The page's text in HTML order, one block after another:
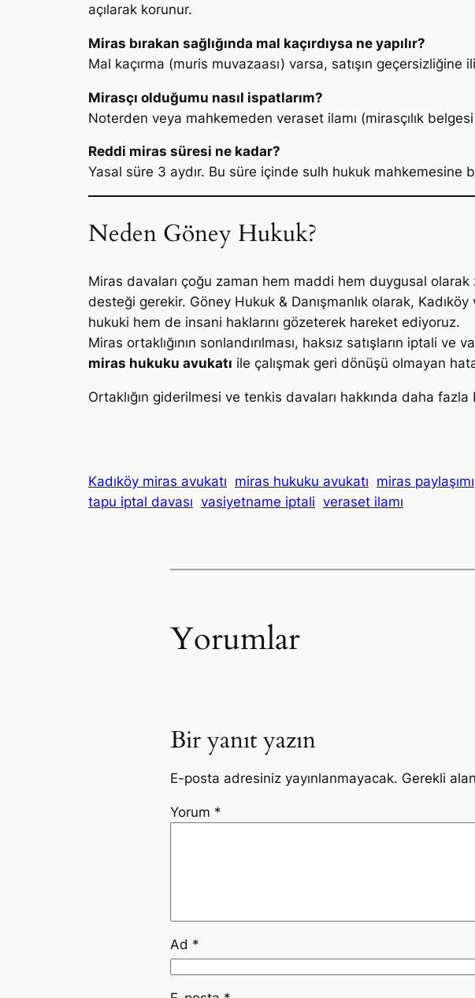
açılarak korunur.
Miras bırakan sağlığında mal kaçırdıysa ne yapılır?
Mal kaçırma (muris muvazaası) varsa, satışın geçersizliğine
Mirasçı olduğumu nasıl ispatlarım?
Noterden veya mahkemeden veraset ilamı (mirasçılık belgesi)
Reddi miras süresi ne kadar?
Yasal süre 3 aydır. Bu süre içinde sulh hukuk mahkemesine
Neden Göney Hukuk?
Miras davaları çoğu zaman hem maddi hem duygusal olarak
desteği gerekir. Göney Hukuk & Danışmanlık olarak,
hukuki hem de insani haklarını gözeterek hareket ediyoruz.
Miras ortaklığının sonlandırılması, haksız satışların iptali
miras hukuku avukatı ile çalışmak geri dönüşü olmayan
Ortaklığın giderilmesi ve tenkis davaları hakkında daha fazla
Kadıköy miras avukatı miras hukuku avukatı miras paylaşımı
tapu iptal davası vasiyetname iptali veraset ilamı
Yorumlar
Bir yanıt yazın
E-posta adresiniz yayınlanmayacak. Gerekli
Yorum *
Ad *